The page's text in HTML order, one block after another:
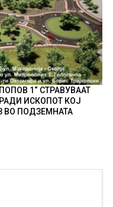
1“ СТРАВУВААТ
ИСКОПОТ КОЈ
ВО ПОДЗЕМНАТА